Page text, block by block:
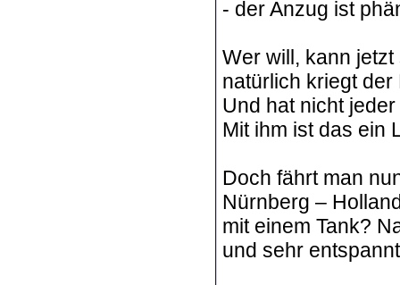
- der Anzug ist
Wer will, kann
natürlich kriegt der
Und hat nicht
Mit ihm ist das ein
Doch fährt man
Nürnberg –
mit einem Tank?
und sehr